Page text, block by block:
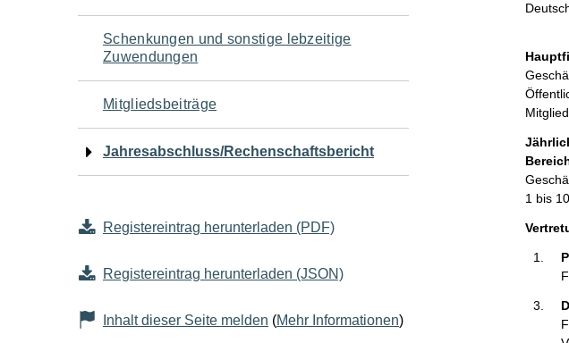
Schenkungen und sonstige lebzeitige
Zuwendungen
Mitgliedsbeiträge
Jahresabschluss/Rechenschaftsbericht
Registereintrag herunterladen (PDF)
Registereintrag herunterladen (JSON)
Inhalt dieser Seite melden (Mehr Informationen)
n
h
a
l
t
1 bis